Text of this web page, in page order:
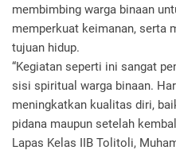
membimbing warga binaan
memperkuat keimanan, serta
tujuan hidup.
“Kegiatan seperti ini sangat
sisi spiritual warga binaan.
meningkatkan kualitas diri,
pidana maupun setelah
Lapas Kelas IIB Tolitoli,